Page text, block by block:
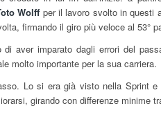
Wolff per il lavoro svolto in questi
firmando il giro più veloce al 53°
aver imparato dagli errori del
molto importante per la sua carriera.
Lo si era già visto nella Sprint
girando con differenze minime